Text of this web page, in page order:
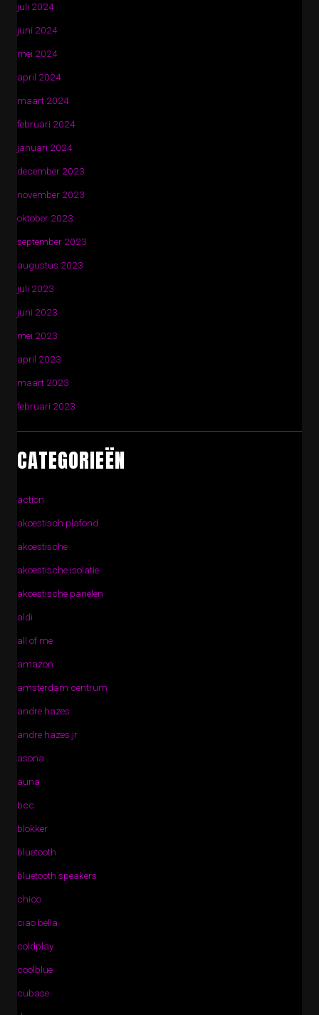
juli 2024
juni 2024
mei 2024
april 2024
maart 2024
februari 2024
januari 2024
december 2023
november 2023
oktober 2023
september 2023
augustus 2023
juli 2023
juni 2023
mei 2023
april 2023
maart 2023
februari 2023
CATEGORIEËN
action
akoestisch plafond
akoestische
akoestische isolatie
akoestische panelen
aldi
all of me
amazon
amsterdam centrum
andre hazes
andre hazes jr
asona
auna
bcc
blokker
bluetooth
bluetooth speakers
chico
ciao bella
coldplay
coolblue
cubase